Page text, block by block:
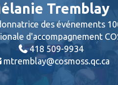
Tremblay
des événements
d'accompagnement
418 509-9934
mtremblay@cosmoss.qc.ca